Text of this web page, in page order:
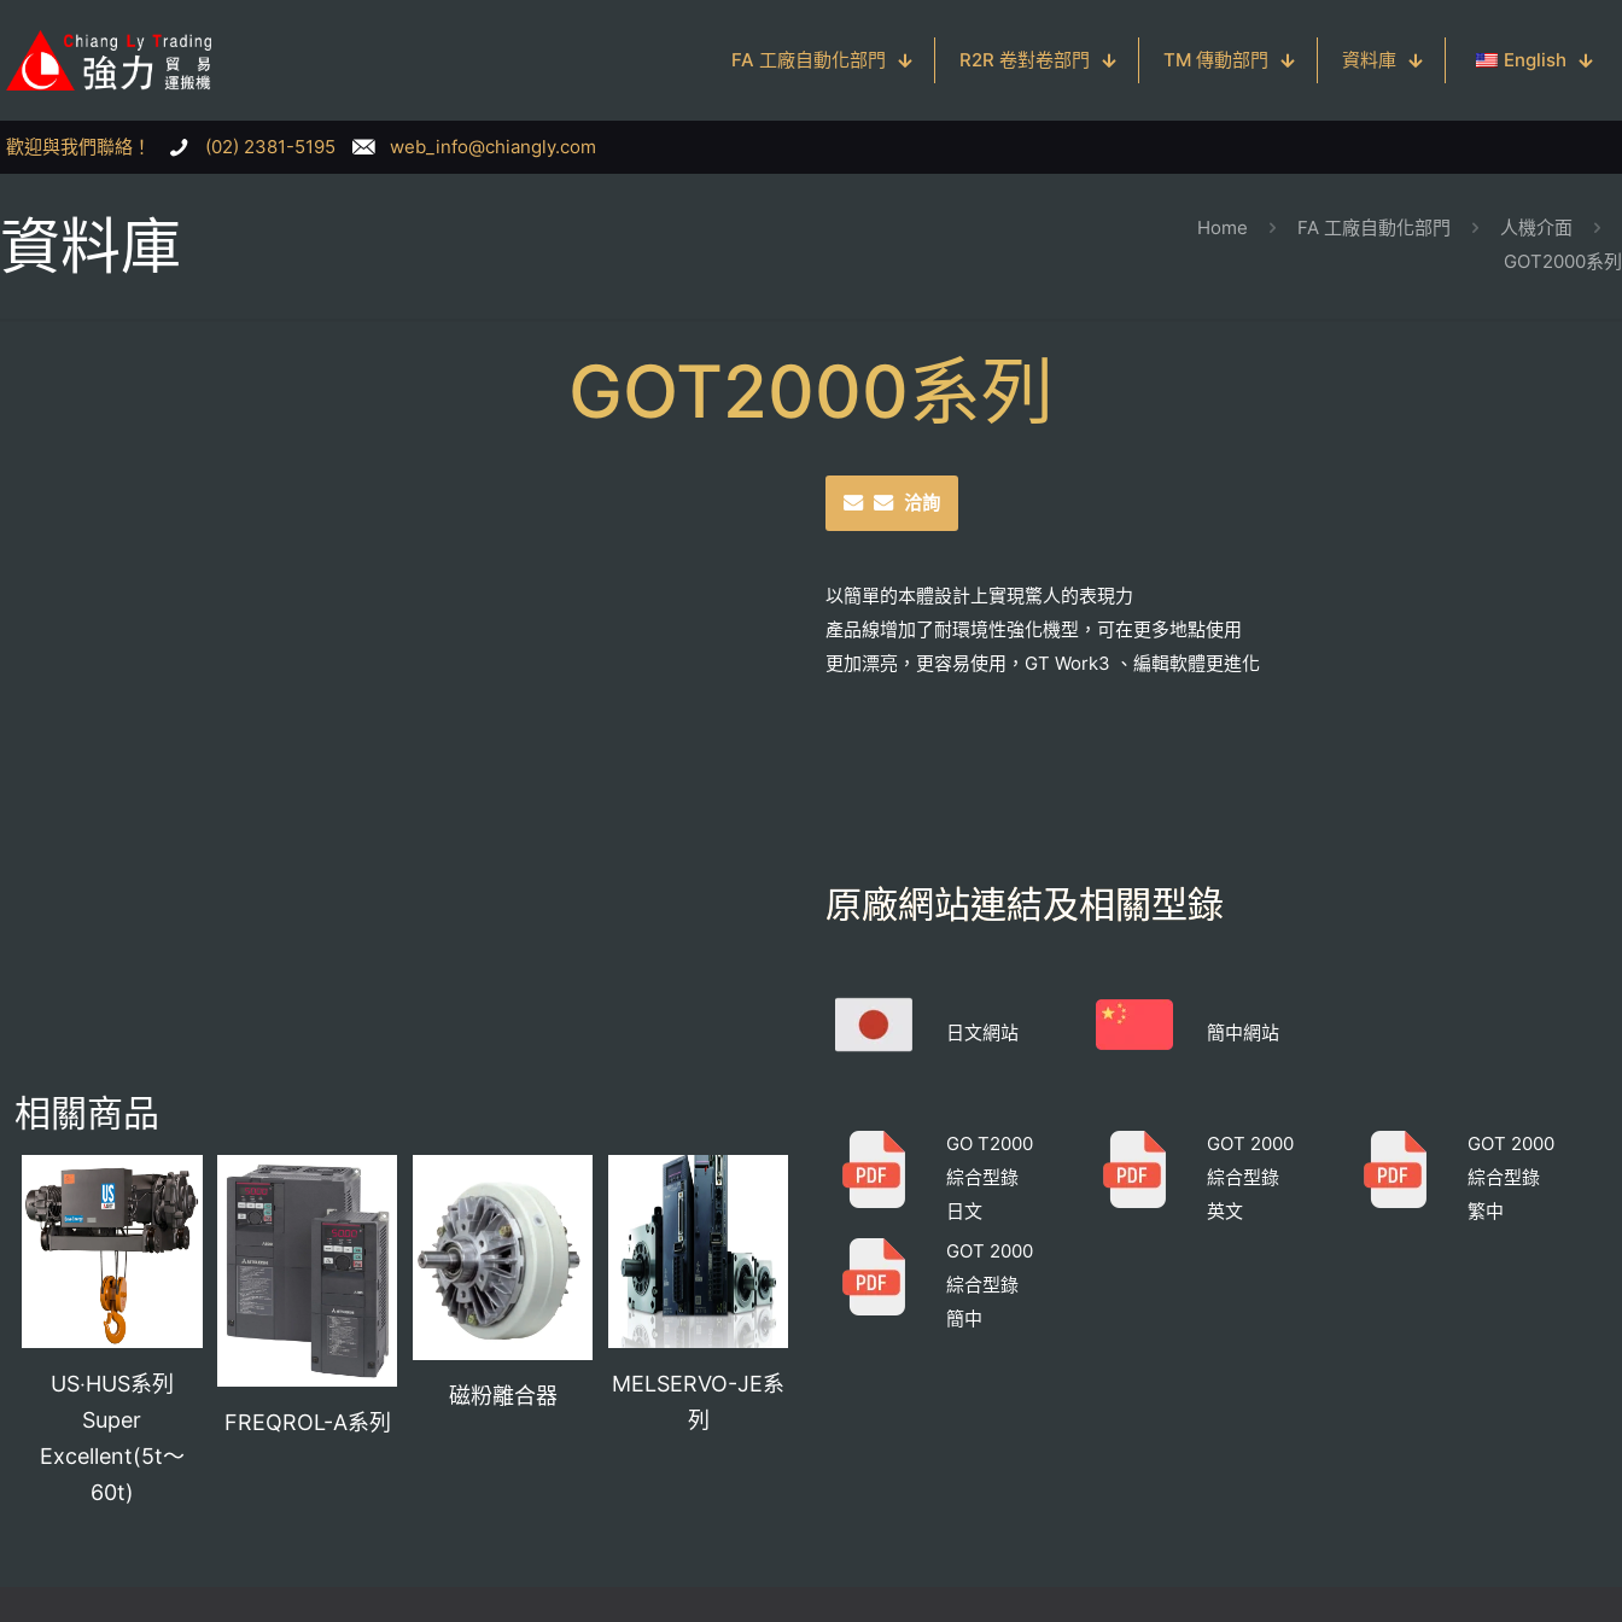
FA 工廠自動化部門 R2R 卷對卷部門 TM 傳動部門 資料庫 English
歡迎與我們聯絡！ (02) 2381-5195 web_info@chiangly.com
資料庫 Home FA 工廠自動化部門
⼈機介⾯
GOT2000系列
GOT2000系列
相關商品
US‧HUS系列
Super
Excellent(5t～
60t)
FREQROL-A系列
磁粉離合器
MELSERVO-JE系
列
洽詢
以簡單的本體設計上實現驚人的表現力
產品線增加了耐環境性強化機型，可在更多地點使用
更加漂亮，更容易使用，GT Work3 、編輯軟體更進化
原廠網站連結及相關型錄
日文網站 簡中網站
GO T2000
綜合型錄
日文
GOT 2000
綜合型錄
英文
GOT 2000
綜合型錄
繁中
GOT 2000
綜合型錄
簡中